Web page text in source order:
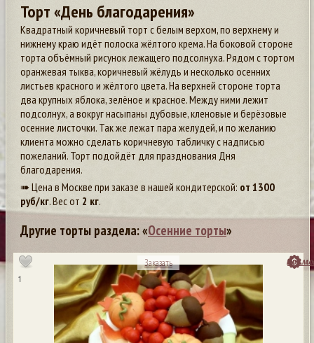
Торт «День благодарения»
Квадратный коричневый торт с белым верхом, по верхнему и
нижнему краю идёт полоска жёлтого крема. На боковой стороне
торта объёмный рисунок лежащего подсолнуха. Рядом с тортом
оранжевая тыква, коричневый жёлудь и несколько осенних
листьев красного и жёлтого цвета. На верхней стороне торта
два крупных яблока, зелёное и красное. Между ними лежит
подсолнух, а вокруг насыпаны дубовые, кленовые и берёзовые
осенние листочки. Так же лежат пара желудей, и по желанию
клиента можно сделать коричневую табличку с надписью
пожеланий. Торт подойдёт для празднования Дня
благодарения.
➠ Цена в Москве при заказе в нашей кондитерской: от 1300
руб/кг. Вес от 2 кг.
Другие торты раздела: «Осенние торты»
1
Заказать